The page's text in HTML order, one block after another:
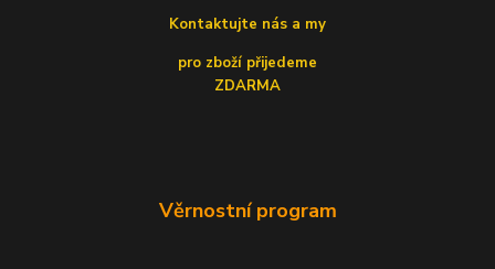
Kontaktujte nás a my
pro zboží přijedeme
ZDARMA
Věrnostní program